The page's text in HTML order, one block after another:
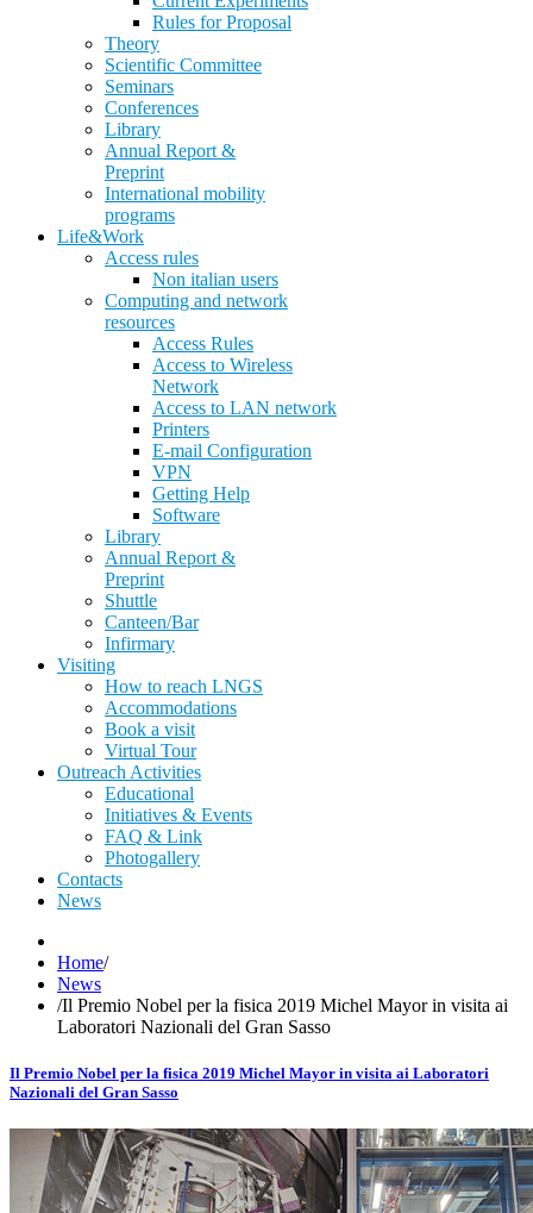
Rules for Proposal
Theory
Scientific Committee
Seminars
Conferences
Library
Annual Report &
Preprint
International mobility
programs
Life&Work
Access rules
Non italian users
Computing and network
resources
Access Rules
Access to Wireless
Network
Access to LAN network
Printers
E-mail Configuration
VPN
Getting Help
Software
Library
Annual Report &
Preprint
Shuttle
Canteen/Bar
Infirmary
Visiting
How to reach LNGS
Accommodations
Book a visit
Virtual Tour
Outreach Activities
Educational
Initiatives & Events
FAQ & Link
Photogallery
Contacts
News
Home/
News
/Il Premio Nobel per la fisica 2019 Michel Mayor in visita ai
Laboratori Nazionali del Gran Sasso
Il Premio Nobel per la fisica 2019 Michel Mayor in visita ai Laboratori
Nazionali del Gran Sasso